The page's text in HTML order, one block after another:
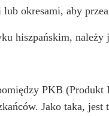
okresami, aby
hiszpańskim,
PKB
Jako taka,